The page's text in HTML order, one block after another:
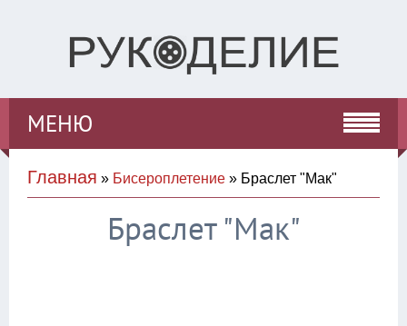
МЕНЮ
Главная » Бисероплетение » Браслет "Мак"
Браслет "Мак"